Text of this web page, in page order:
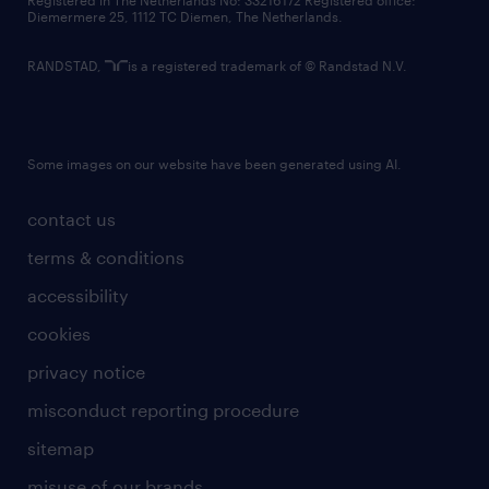
contact us
terms & conditions
accessibility
cookies
privacy notice
misconduct reporting procedure
sitemap
Diemermere 25, 1112 TC Diemen, The Netherlands.
RANDSTAD, is a registered trademark of © Randstad N.V.
Some images on our website have been generated using AI.